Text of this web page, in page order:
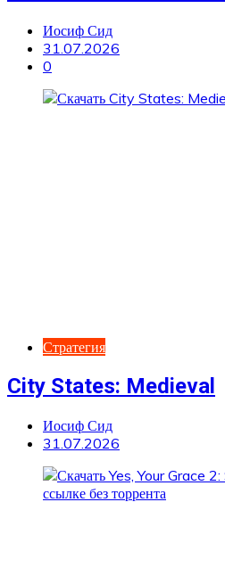
Иосиф Сид
31.07.2026
0
Стратегия
City States: Medieval
Иосиф Сид
31.07.2026